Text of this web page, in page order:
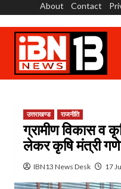
content
About Contact
उत्तराखण्ड राजनीति
ग्रामीण विकास व
लेकर कृषि मंत्री
IBN13 News Desk 17